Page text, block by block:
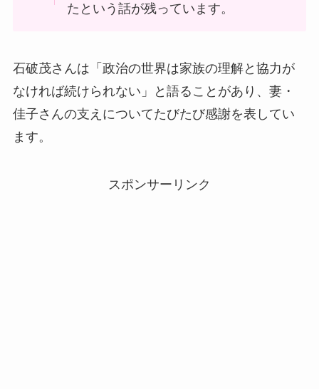
たという話が残っています。
石破茂さんは「政治の世界は家族の理解と協力が
なければ続けられない」と語ることがあり、妻・
佳子さんの支えについてたびたび感謝を表してい
ます。
スポンサーリンク